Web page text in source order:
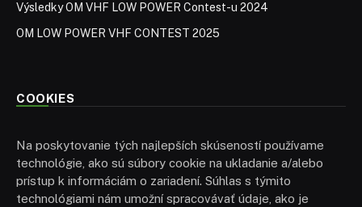
Výsledky OM VHF LOW POWER Contest-u 2024
OM LOW POWER VHF CONTEST 2025
COOKIES
Na poskytovanie tých najlepších skúseností používame
technológie, ako sú súbory cookie na ukladanie a/alebo
prístup k informáciám o zariadení. Súhlas s týmito
technológiami nám umožní spracovávať údaje, ako je